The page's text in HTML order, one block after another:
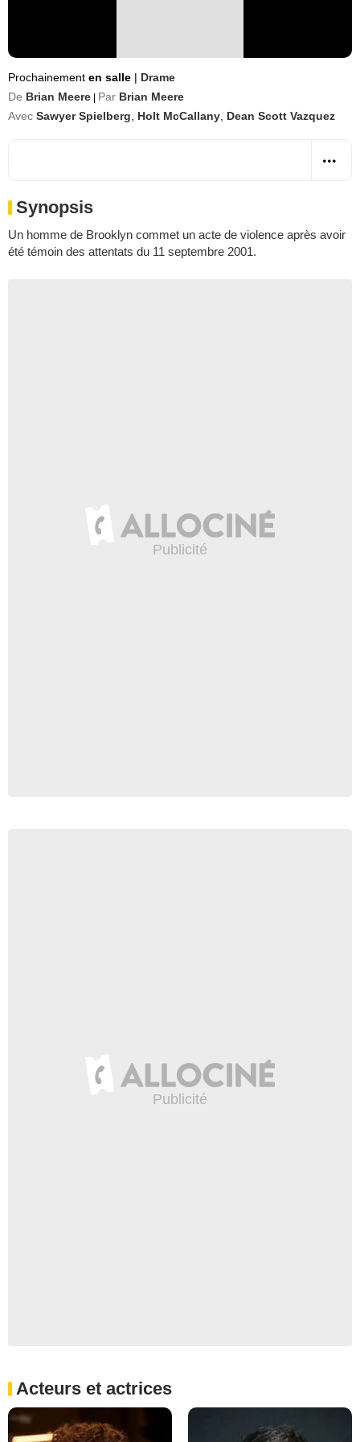
Prochainement en salle | Drame
De Brian Meere Par Brian Meere
Avec Sawyer Spielberg Holt McCallany Dean Scott Vazquez
Synopsis
Un homme de Brooklyn commet un acte de violence après avoir
été témoin des attentats du 11 septembre 2001.
Acteurs et actrices